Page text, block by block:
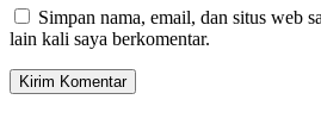
Simpan nama, email, dan situs web
lain kali saya berkomentar.